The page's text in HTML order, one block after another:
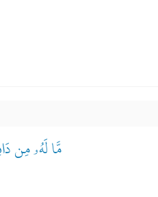
مَّا لَهُۥ مِن